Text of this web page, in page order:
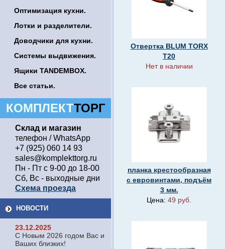
Оптимизация кухни.
Лотки и разделители.
Доводчики для кухни.
Системы выдвижения.
Ящики TANDEMBOX.
Все статьи.
КОМПЛЕКТТОРГ
Склад и магазин
телефон / WhatsApp
+7 (925) 060 14 93
sales@komplekttorg.ru
Пн - Пт с 9-00 до 18-00
Сб, Вс - выходные дни
Схема проезда
НОВОСТИ
23.12.2025
С Новым 2026 годом Вас и
Ваших близких!
Отвертка BLUM TORX
T20
Нет в наличии
планка крестообразная
с евровинтами, подъём
3 мм.
Цена: 49 руб.